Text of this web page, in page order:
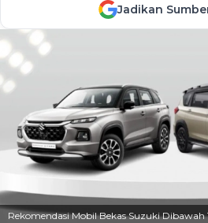
Jadikan
Rekomendasi Mobil Bekas Suzuki